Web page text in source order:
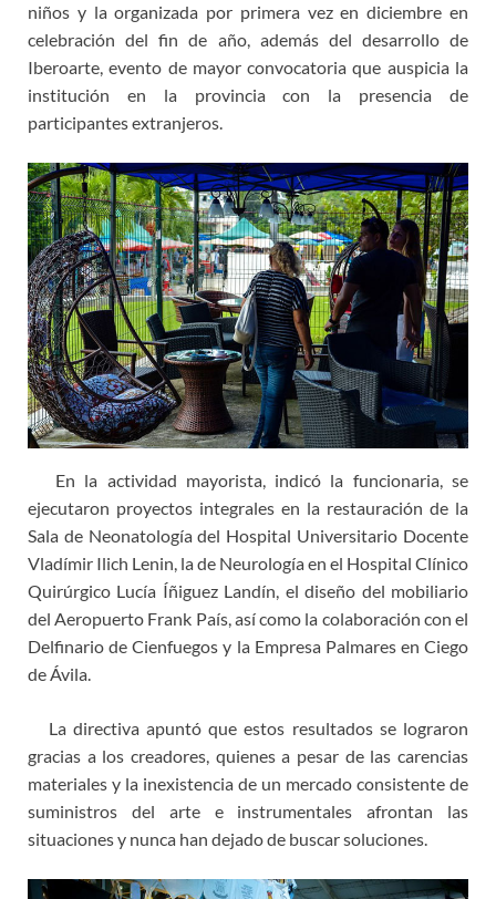
niños y la organizada por primera vez en diciembre en
celebración del fin de año, además del desarrollo de
Iberoarte, evento de mayor convocatoria que auspicia la
institución en la provincia con la presencia de
participantes extranjeros.
En la actividad mayorista, indicó la funcionaria, se
ejecutaron proyectos integrales en la restauración de la
Sala de Neonatología del Hospital Universitario Docente
Vladímir Ilich Lenin, la de Neurología en el Hospital Clínico
Quirúrgico Lucía Íñiguez Landín, el diseño del mobiliario
del Aeropuerto Frank País, así como la colaboración con el
Delfinario de Cienfuegos y la Empresa Palmares en Ciego
de Ávila.
La directiva apuntó que estos resultados se lograron
gracias a los creadores, quienes a pesar de las carencias
materiales y la inexistencia de un mercado consistente de
suministros del arte e instrumentales afrontan las
situaciones y nunca han dejado de buscar soluciones.